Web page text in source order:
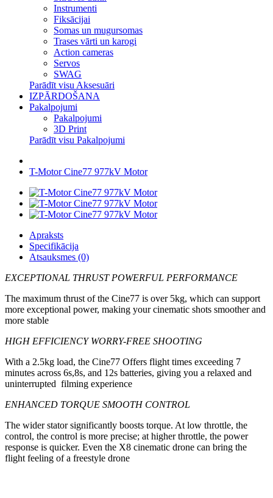
Instrumenti
Fiksācijai
Somas un mugursomas
Trases vārti un karogi
Action cameras
Servos
SWAG
Parādīt visu Aksesuāri
IZPĀRDOŠANA
Pakalpojumi
Pakalpojumi
3D Print
Parādīt visu Pakalpojumi
T-Motor Cine77 977kV Motor
Apraksts
Specifikācija
Atsauksmes (0)
EXCEPTIONAL THRUST POWERFUL PERFORMANCE
The maximum thrust of the Cine77 is over 5kg, which can support
more exceptional power, making your cinematic shots smoother and
more stable
HIGH EFFICIENCY WORRY-FREE SHOOTING
With a 2.5kg load, the Cine77 Offers flight times exceeding 7
minutes across 6s,8s, and 12s batteries, giving you a relaxed and
uninterrupted filming experience
ENHANCED TORQUE SMOOTH CONTROL
The wider stator significantly boosts torque. At low throttle, the
control, the control is more precise; at higher throttle, the power
response is quicker. Even the X8 cinematic drone can bring the
flight feeling of a freestyle drone